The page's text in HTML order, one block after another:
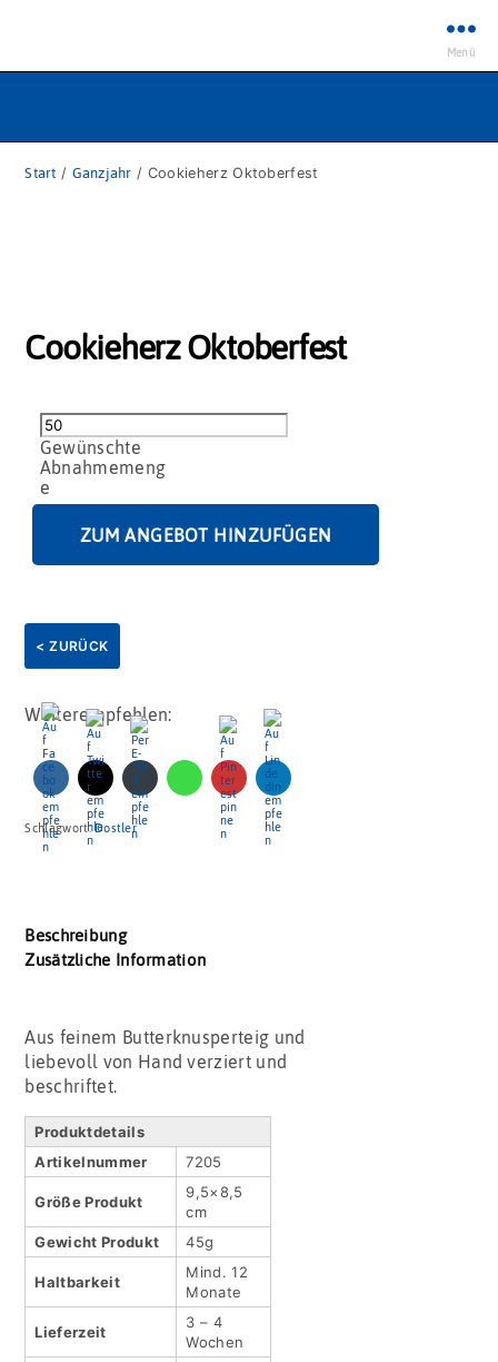
Menü
Start / Ganzjahr / Cookieherz Oktoberfest
Cookieherz Oktoberfest
Cookieherz
Oktoberfest
Menge
ZUM ANGEBOT HINZUFÜGEN
< ZURÜCK
Weiterempfehlen:
Schlagwort:Dostler
Beschreibung
Zusätzliche Information
Aus feinem Butterknusperteig und
liebevoll von Hand verziert und
beschriftet.
Produktdetails
Artikel­nummer
7205
Größe Produkt
9,5×8,5
cm
Gewicht Produkt
45g
Haltbar­keit
Mind. 12
Monate
Lieferzeit
3 – 4
Wochen